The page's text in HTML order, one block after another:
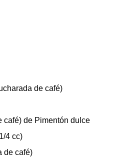
de café)
café) de Pimentón dulce
4 cc)
de café)